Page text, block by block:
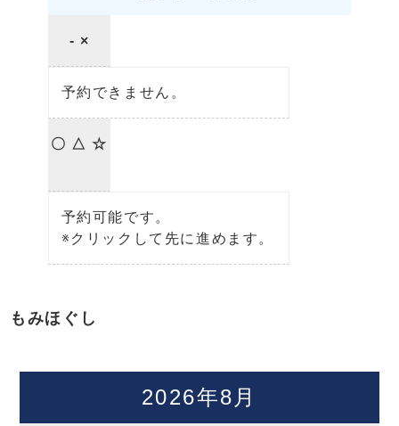
- ×
予約できません。
〇 △ ☆
予約可能です。
※クリックして先に進めます。
もみほぐし
2026年8月